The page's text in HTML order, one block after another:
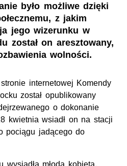
było możliwe dzięki
z jakim
jego wizerunku w
został on aresztowany,
wolności.
internetowej Komendy
został opublikowany
o dokonanie
kwietnia wsiadł on na stacji
pociągu jadącego do